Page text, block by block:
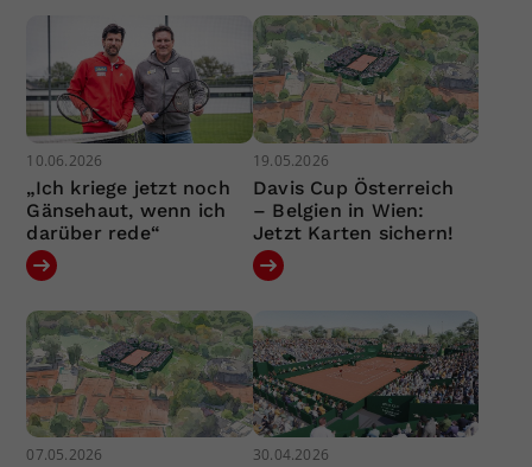
10.06.2026
„Ich kriege jetzt noch
Gänsehaut, wenn ich
darüber rede“
19.05.2026
Davis Cup Österreich
– Belgien in Wien:
Jetzt Karten sichern!
07.05.2026 30.04.2026